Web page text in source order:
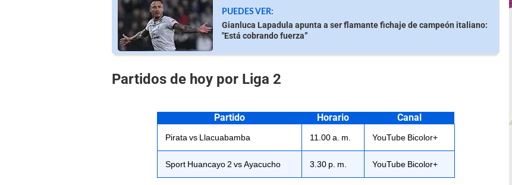
PUEDES VER:
Gianluca Lapadula apunta a ser flamante fichaje de campeón italiano:
"Está cobrando fuerza”
Partidos de hoy por Liga 2
Partido Horario Canal
Pirata vs Llacuabamba 11.00 a. m. YouTube Bicolor+
Sport Huancayo 2 vs Ayacucho 3.30 p. m. YouTube Bicolor+